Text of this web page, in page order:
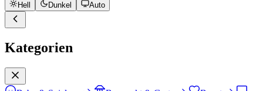
Hell Dunkel Auto
Kategorien